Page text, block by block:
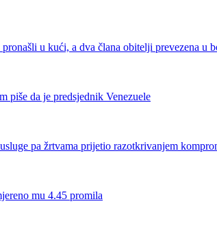
u kući, a dva člana obitelji prevezena u
piše da je predsjednik Venezuele
pa žrtvama prijetio razotkrivanjem
mu 4.45 promila